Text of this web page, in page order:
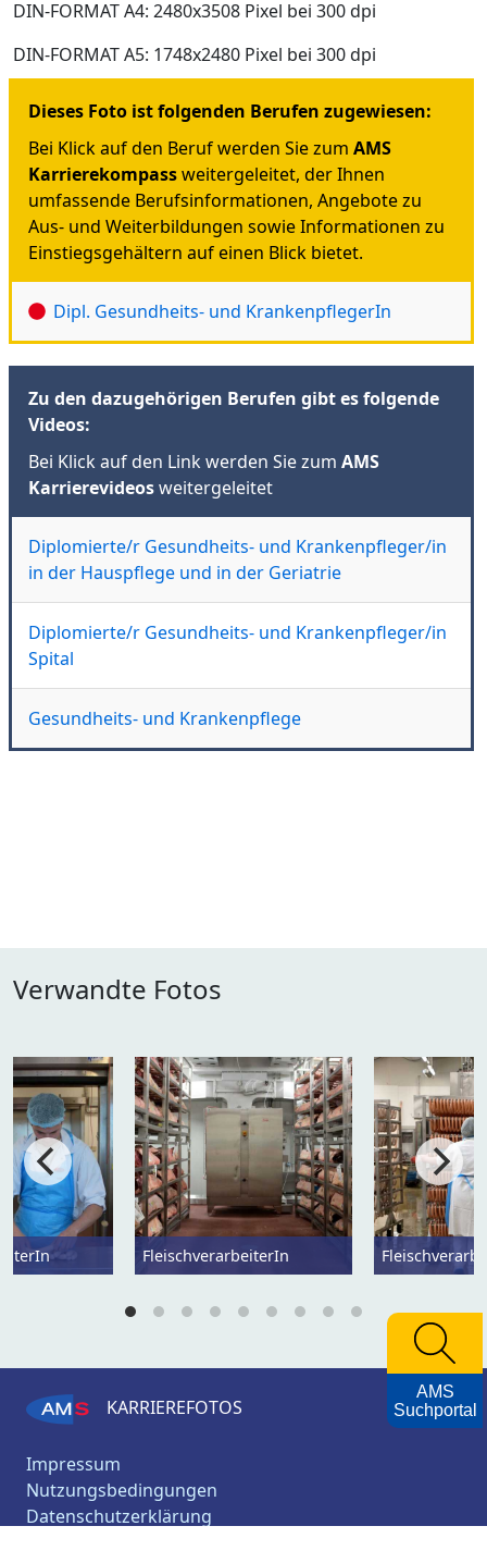
DIN-FORMAT A4: 2480x3508 Pixel bei 300 dpi
DIN-FORMAT A5: 1748x2480 Pixel bei 300 dpi
Dieses Foto ist folgenden Berufen zugewiesen:
Bei Klick auf den Beruf werden Sie zum AMS
Karrierekompassweitergeleitet, der Ihnen
umfassende Berufsinformationen, Angebote zu
Aus- und Weiterbildungen sowie Informationen zu
Einstiegsgehältern auf einen Blick bietet.
Dipl. Gesundheits- und KrankenpflegerIn
Zu den dazugehörigen Berufen gibt es folgende
Videos:
Bei Klick auf den Link werden Sie zum AMS
Karrierevideosweitergeleitet
Diplomierte/r Gesundheits- und Krankenpfleger/in
in der Hauspflege und in der Geriatrie
Diplomierte/r Gesundheits- und Krankenpfleger/in
Spital
Gesundheits- und Krankenpflege
Verwandte Fotos
FleischverarbeiterIn
KARRIEREFOTOS
Impressum
Nutzungsbedingungen
Datenschutzerklärung
AMS
Suchportal